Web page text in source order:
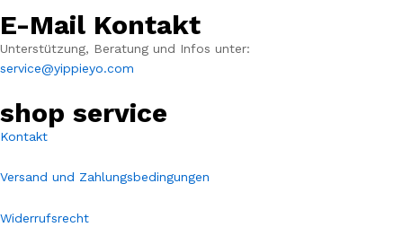
E-Mail Kontakt
Unterstützung, Beratung und Infos unter:
service@yippieyo.com
shop service
Kontakt
Versand und Zahlungsbedingungen
Widerrufsrecht